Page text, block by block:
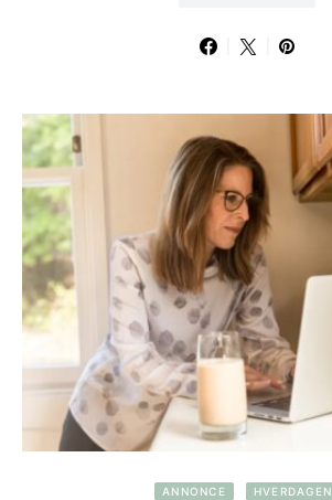
ANNONCE HVERDAGEN